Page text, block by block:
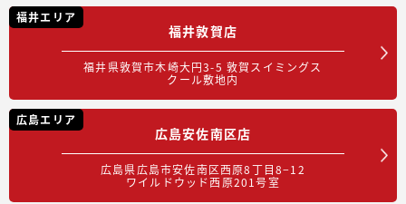
福井エリア
福井敦賀店
福井県敦賀市木崎大円3-5 敦賀スイミングス
クール敷地内
広島エリア
広島安佐南区店
広島県広島市安佐南区西原8丁目8−12
ワイルドウッド西原201号室